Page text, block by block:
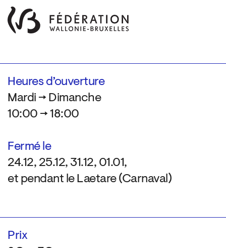
Heures d’ouverture
Mardi → Dimanche
10:00 → 18:00
Fermé le
24.12, 25.12, 31.12, 01.01,
et pendant le Laetare (Carnaval)
Prix